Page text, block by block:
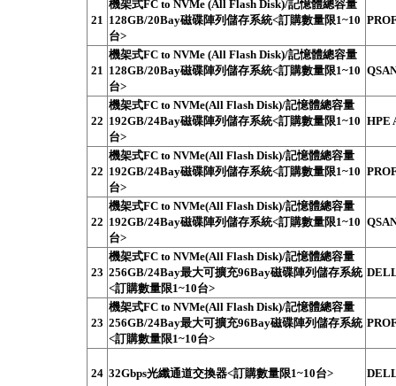
21
機架式FC to NVMe (All Flash Disk)/記憶體總容量
128GB/20Bay磁碟陣列儲存系統<訂購數量限1~10
台>
21
機架式FC to NVMe (All Flash Disk)/記憶體總容量
128GB/20Bay磁碟陣列儲存系統<訂購數量限1~10
台>
22
機架式FC to NVMe(All Flash Disk)/記憶體總容量
192GB/24Bay磁碟陣列儲存系統<訂購數量限1~10
台>
HPE
22
機架式FC to NVMe(All Flash Disk)/記憶體總容量
192GB/24Bay磁碟陣列儲存系統<訂購數量限1~10
台>
22
機架式FC to NVMe(All Flash Disk)/記憶體總容量
192GB/24Bay磁碟陣列儲存系統<訂購數量限1~10
台>
23
機架式FC to NVMe(All Flash Disk)/記憶體總容量
256GB/24Bay最大可擴充96Bay磁碟陣列儲存系統
<訂購數量限1~10台>
23
機架式FC to NVMe(All Flash Disk)/記憶體總容量
256GB/24Bay最大可擴充96Bay磁碟陣列儲存系統
<訂購數量限1~10台>
24 32Gbps光纖通道交換器<訂購數量限1~10台>